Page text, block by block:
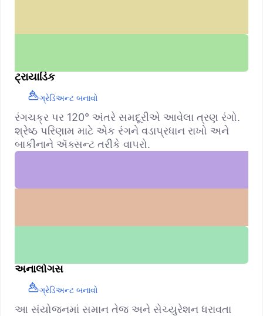
ટ્રાયાડિક
ગ્રેડિઅન્ટ બનાવો
રંગચક્ર પર 120° અંતરે સમદૂરીએ આવેલા ત્રણ રંગો.
શ્રેષ્ઠ પરિણામ માટે એક રંગને વડાપ્રધાન રાખો અને
બાકીનાને ઍક્સન્ટ તરીકે વાપરો.
અનાલોગસ
ગ્રેડિઅન્ટ બનાવો
આ સંયોજનમાં સમાન તેજ અને સેચ્યુરેશન ધરાવતા